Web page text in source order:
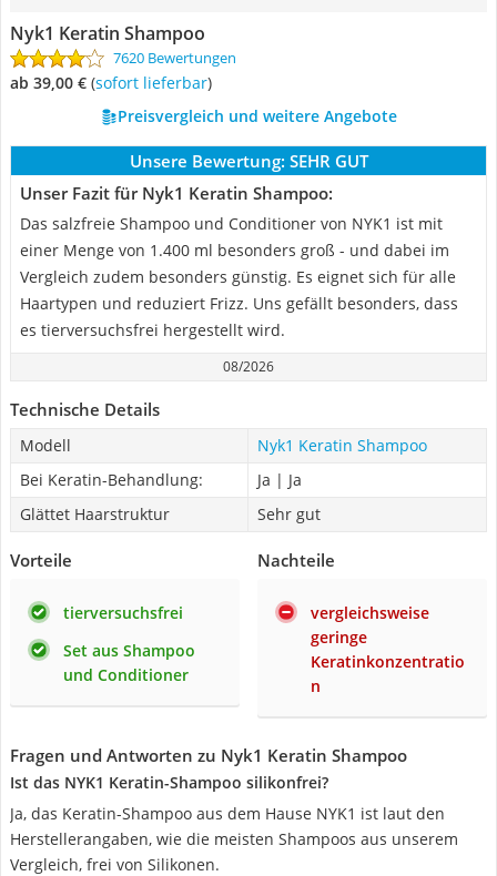
Nyk1 Keratin Shampoo
7620 Bewertungen
ab 39,00 € ( Sofort lieferbar)
Preisvergleich und weitere Angebote
Unsere Bewertung: SEHR GUT
Unser Fazit für Nyk1 Keratin Shampoo:
Das salzfreie Shampoo und Conditioner von NYK1 ist mit
einer Menge von 1.400 ml besonders groß - und dabei im
Vergleich zudem besonders günstig. Es eignet sich für alle
Haartypen und reduziert Frizz. Uns gefällt besonders, dass
es tierversuchsfrei hergestellt wird.
08/2026
Technische Details
Modell
Nyk1 Keratin Shampoo
Bei Keratin-Behandlung:
Ja | Ja
Glättet Haarstruktur
Sehr gut
Vorteile
tierversuchsfrei
Set aus Shampoo
und Conditioner
Nachteile
vergleichsweise
geringe
Keratinkonzentratio
n
Fragen und Antworten zu Nyk1 Keratin Shampoo
Ist das NYK1 Keratin-Shampoo silikonfrei?
Ja, das Keratin-Shampoo aus dem Hause NYK1 ist laut den
Herstellerangaben, wie die meisten Shampoos aus unserem
Vergleich, frei von Silikonen.